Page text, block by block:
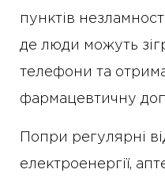
пунктів
де люди можуть
телефони та
фармацевтичну
Попри регулярні
електроенергії,